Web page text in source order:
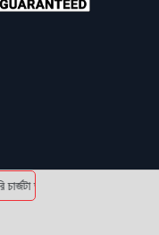
অগ্রিম (bKash/Nagad: